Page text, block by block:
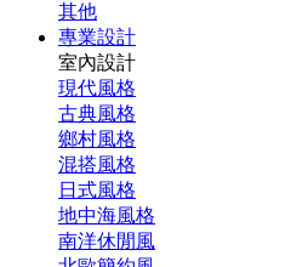
其他
專業設計
室內設計
現代風格
古典風格
鄉村風格
混搭風格
日式風格
地中海風格
南洋休閒風